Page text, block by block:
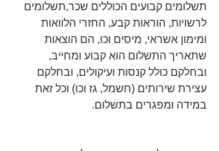
תשלומים קבועים הכוללים שכר,תשלומים
לרשויות, הוראות קבע, החזרי הלוואות
ומימון אשראי, מיסים וכו, הם הוצאות
שתאריך התשלום הוא קבוע ומחייב,
ובחלקם כולל קנסות ועיקולים, ובחלקם
עצירת שירותים (חשמל, גז וכו) וכל זאת
במידה ומפגרים בתשלום.